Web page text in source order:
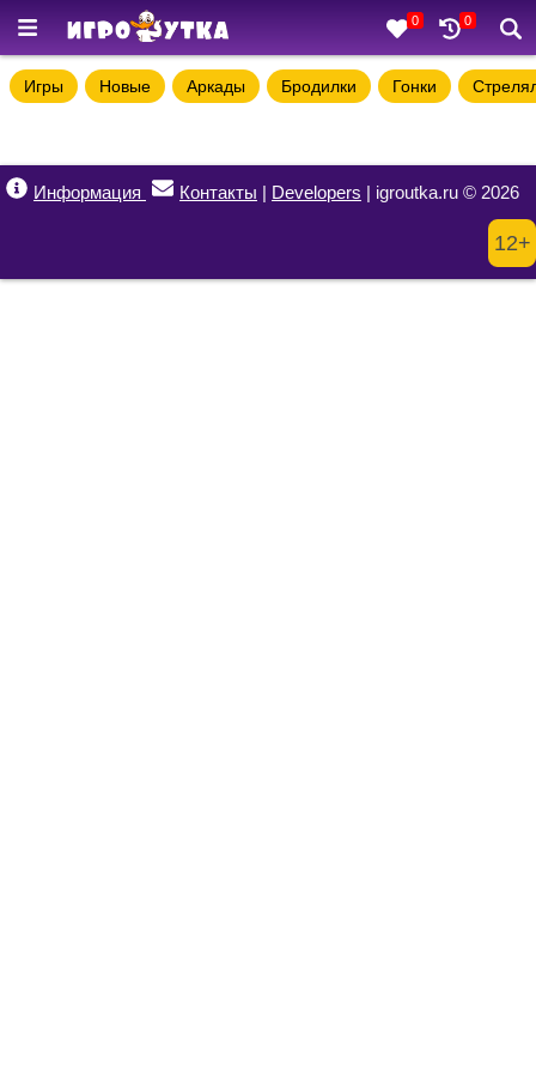
0 0
Игры Новые Аркады Бродилки Гонки
Информация Контакты | Developers | igroutka.ru © 2026
12+